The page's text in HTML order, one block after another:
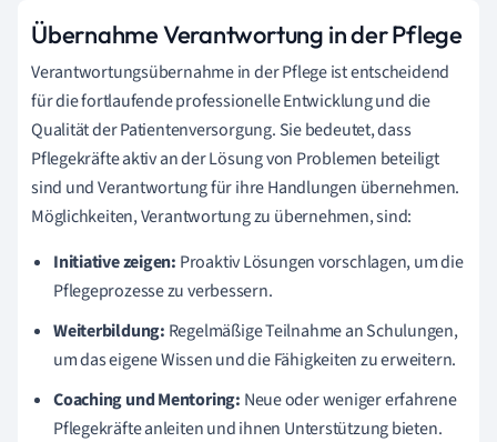
Übernahme Verantwortung in der Pflege
Verantwortungsübernahme in der Pflege ist entscheidend
für die fortlaufende professionelle Entwicklung und die
Qualität der Patientenversorgung. Sie bedeutet, dass
Pflegekräfte aktiv an der Lösung von Problemen beteiligt
sind und Verantwortung für ihre Handlungen übernehmen.
Möglichkeiten, Verantwortung zu übernehmen, sind:
Initiative zeigen: Proaktiv Lösungen vorschlagen, um die
Pflegeprozesse zu verbessern.
Weiterbildung: Regelmäßige Teilnahme an Schulungen,
um das eigene Wissen und die Fähigkeiten zu erweitern.
Coaching und Mentoring: Neue oder weniger erfahrene
Pflegekräfte anleiten und ihnen Unterstützung bieten.